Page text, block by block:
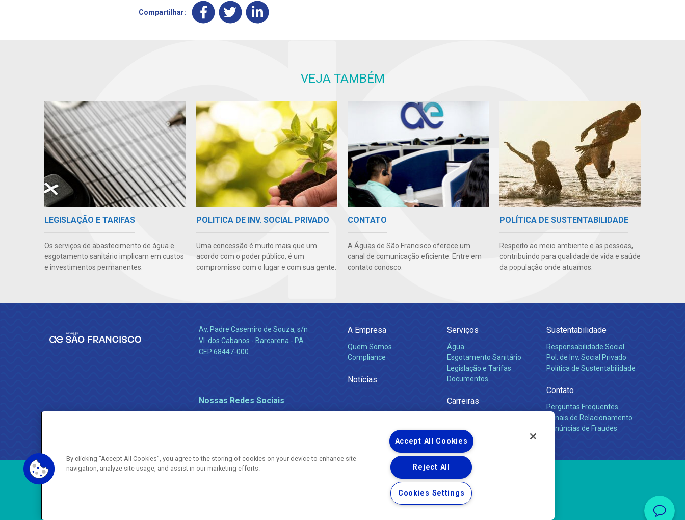
Compartilhar:
VEJA TAMBÉM
LEGISLAÇÃO E TARIFAS
Os serviços de abastecimento de água e
esgotamento sanitário implicam em custos
e investimentos permanentes.
POLITICA DE INV. SOCIAL PRIVADO
Uma concessão é muito mais que um
acordo com o poder público, é um
compromisso com o lugar e com sua gente.
CONTATO
A Águas de São Francisco oferece um
canal de comunicação eficiente. Entre em
contato conosco.
POLÍTICA DE SUSTENTABILIDADE
Respeito ao meio ambiente e as pessoas,
contribuindo para qualidade de vida e saúde
da população onde atuamos.
Av. Padre Casemiro de Souza, s/n
Vl. dos Cabanos - Barcarena - PA
CEP 68447-000
Nossas Redes Sociais
A Empresa
Quem Somos
Compliance
Notícias
Serviços
Água
Esgotamento Sanitário
Legislação e Tarifas
Documentos
Carreiras
Sustentabilidade
Responsabilidade Social
Pol. de Inv. Social Privado
Política de Sustentabilidade
Contato
Perguntas Frequentes
Canais de Relacionamento
Denúncias de Fraudes
Copyright ® 2026 - Todos os Direitos Reservados.
By clicking “Accept All Cookies”, you agree to the storing of cookies on your device to enhance site
navigation, analyze site usage, and assist in our marketing efforts.
Accept All Cookies
Reject All
Cookies Settings